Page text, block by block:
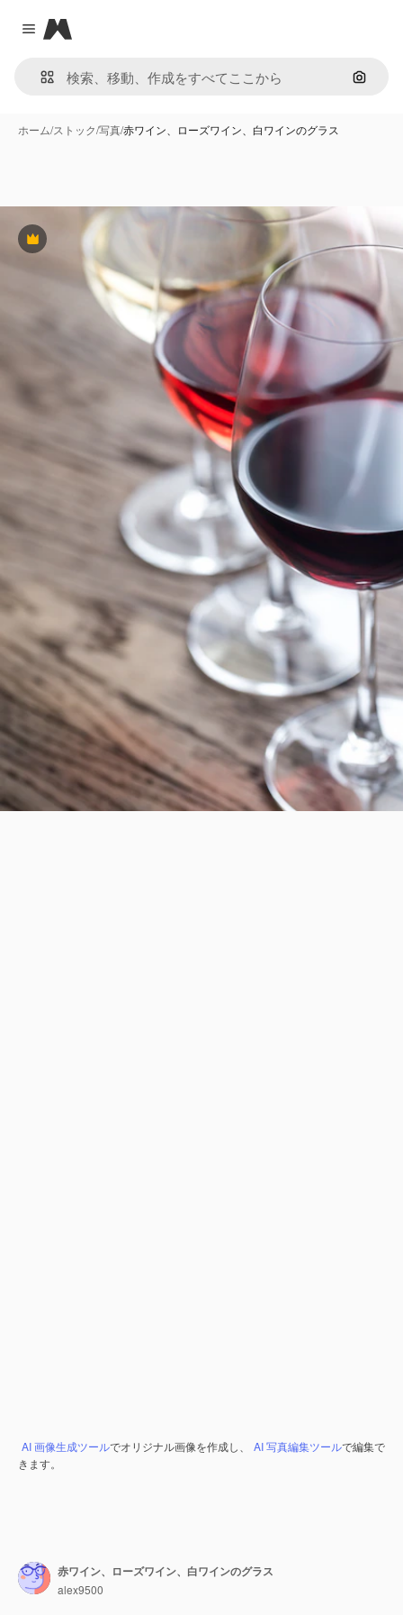
Close menu
Magnific
画像で
ホーム/ストック/写真/赤ワイン、ローズワイン、白ワインのグラス
Premium
AI 画像生成ツールでオリジナル画像を作成し、 AI 写真編集ツールで編集で
きます。
赤ワイン、ローズワイン、白ワインのグラス
alex9500